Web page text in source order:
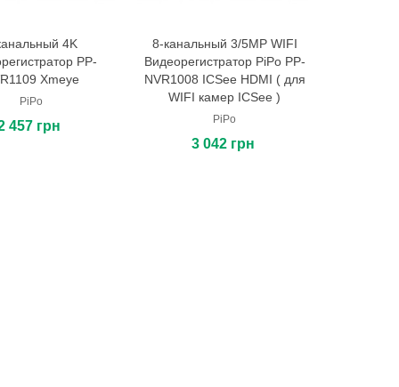
корзину
4K
PP-
Xmeye
PiPo
457 грн
В корзину
8-канальный 3/5MP WIFI
Видеорегистратор PiPo PP-
NVR1008 ICSee HDMI ( для
WIFI камер ICSee )
PiPo
3 042 грн